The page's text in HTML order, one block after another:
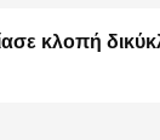
κλοπή